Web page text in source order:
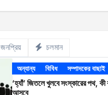
জনপ্রিয় চলমান
অন্যান্য বিবিধ সম্পাদকের বাছাই
‘হ্যাঁ’ জিতলে খুলবে সংস্কারের পথ, কী
আসবে